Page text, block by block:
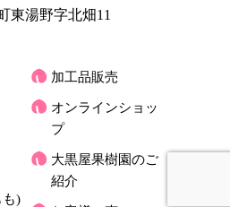
東湯野字北畑11
も)
加工品販売
オンラインショッ
プ
大黒屋果樹園のご
紹介